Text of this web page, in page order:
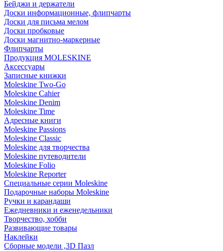
Бейджи и держатели
Доски информационные, флипчарты
Доски для письма мелом
Доски пробковые
Доски магнитно-маркерные
Флипчарты
Продукция MOLESKINE
Аксессуары
Записные книжки
Moleskine Two-Go
Moleskine Cahier
Moleskine Denim
Moleskine Time
Адресные книги
Moleskine Passions
Moleskine Classic
Moleskine для творчества
Moleskine путеводители
Moleskine Folio
Moleskine Reporter
Специальные серии Moleskine
Подарочные наборы Moleskine
Ручки и карандаши
Ежедневники и еженедельники
Творчество, хобби
Развивающие товары
Наклейки
Сборные модели ,3D Пазл